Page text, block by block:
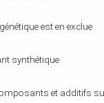
est en exclue
synthétique
et additifs